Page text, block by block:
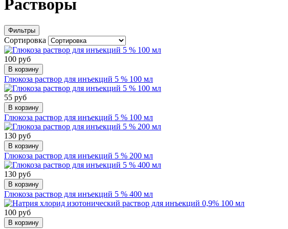
Растворы
Фильтры
Сортировка
100 руб
В корзину
Глюкоза раствор для инъекций 5 % 100 мл
55 руб
В корзину
Глюкоза раствор для инъекций 5 % 100 мл
130 руб
В корзину
Глюкоза раствор для инъекций 5 % 200 мл
130 руб
В корзину
Глюкоза раствор для инъекций 5 % 400 мл
100 руб
В корзину